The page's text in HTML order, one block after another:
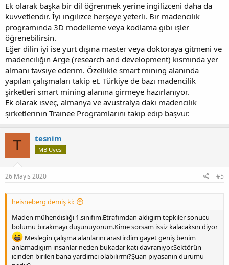
Ek olarak başka bir dil öğrenmek yerine ingilizceni daha da
kuvvetlendir. İyi ingilizce herşeye yeterli. Bir madencilik
programında 3D modelleme veya kodlama gibi işler
öğrenebilirsin.
Eğer dilin iyi ise yurt dışına master veya doktoraya gitmeni ve
madenciliğin Arge (research and development) kısmında yer
almanı tavsiye ederim. Özellikle smart mining alanında
yapılan çalışmaları takip et. Türkiye de bazı madencilik
şirketleri smart mining alanına girmeye hazırlanıyor.
Ek olarak isveç, almanya ve avustralya daki madencilik
şirketlerinin Trainee Programlarını takip edip başvur.
T tesnim
MB Üyesi
26 Mayıs 2020 #5
heisneberg demiş ki:
Maden mühendisliği 1.sinıfim.Etrafimdan aldigim tepkiler sonucu
bölümü bırakmayı düşünüyorum.Kime sorsam issiz kalacaksın diyor
Meslegin çalışma alanlarını arastirdim gayet geniş benim
anlamadigim insanlar neden bukadar katı davraniyor.Sektörün
icinden birileri bana yardımcı olabilirmi?Şuan piyasanın durumu